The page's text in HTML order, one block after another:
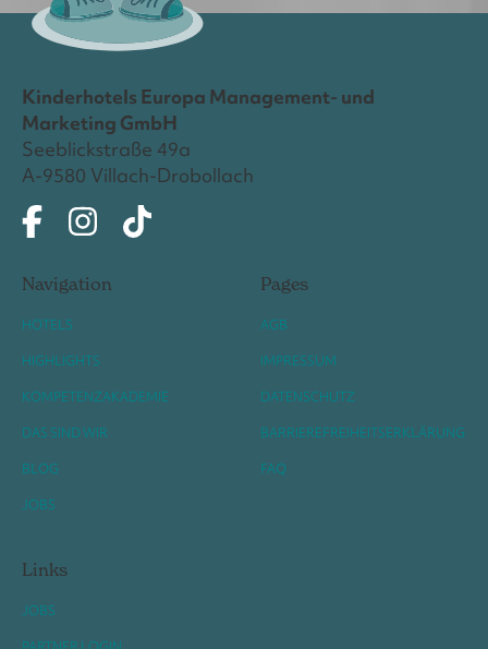
Kinderhotels Europa Management- und
Marketing GmbH
Seeblickstraße 49a
A-9580 Villach-Drobollach
Navigation
HOTELS
HIGHLIGHTS
KOMPETENZAKADEMIE
DAS SIND WIR
BLOG
JOBS
Pages
AGB
IMPRESSUM
DATENSCHUTZ
BARRIEREFREIHEITSERKLÄRUNG
FAQ
Links
JOBS